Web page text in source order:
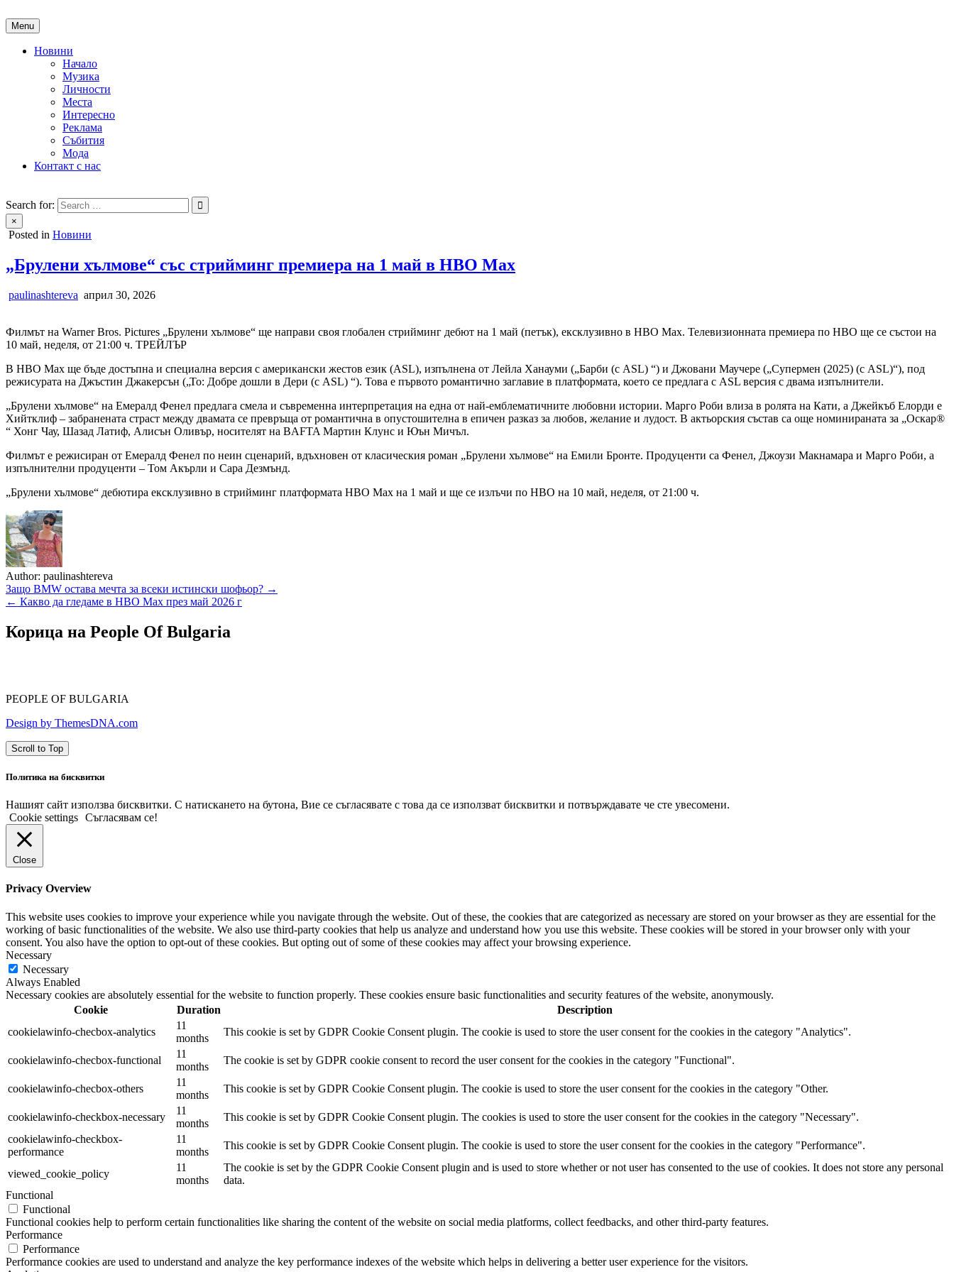
to
content
Menu
Новини
Начало
Музика
Личности
Места
Интересно
Реклама
Събития
Мода
Контакт с нас
People of Bulgaria
За хората на България
Search for:
×
Posted in Новини
„Брулени хълмове“ със стрийминг премиера на 1 май в HBO Max
paulinashtereva април 30, 2026
Филмът на Warner Bros. Pictures „Брулени хълмове“ ще направи своя глобален стрийминг дебют на 1 май (петък), ексклузивно в HBO Max. Телевизионната премиера по HBO ще се състои на
10 май, неделя, от 21:00 ч. ТРЕЙЛЪР
В HBO Max ще бъде достъпна и специална версия с американски жестов език (ASL), изпълнена от Лейла Ханауми („Барби (с ASL) “) и Джовани Маучере („Супермен (2025) (с ASL)“), под
режисурата на Джъстин Джакерсън („То: Добре дошли в Дери (с ASL) “). Това е първото романтично заглавие в платформата, което се предлага с ASL версия с двама изпълнители.
„Брулени хълмове“ на Емералд Фенел предлага смела и съвременна интерпретация на една от най-емблематичните любовни истории. Марго Роби влиза в ролята на Кати, а Джейкъб Елорди е
Хийтклиф – забранената страст между двамата се превръща от романтична в опустошителна в епичен разказ за любов, желание и лудост. В актьорския състав са още номинираната за „Оскар®
“ Хонг Чау, Шазад Латиф, Алисън Оливър, носителят на BAFTA Мартин Клунс и Юън Мичъл.
Филмът е режисиран от Емералд Фенел по неин сценарий, вдъхновен от класическия роман „Брулени хълмове“ на Емили Бронте. Продуценти са Фенел, Джоузи Макнамара и Марго Роби, а
изпълнителни продуценти – Том Акърли и Сара Дезмънд.
„Брулени хълмове“ дебютира ексклузивно в стрийминг платформата HBO Max на 1 май и ще се излъчи по HBO на 10 май, неделя, от 21:00 ч.
Author: paulinashtereva
Навигация
Защо BMW остава мечта за всеки истински шофьор? →
← Какво да гледаме в HBO Max през май 2026 г
Корица на People Of Bulgaria
PEOPLE OF BULGARIA
Design by ThemesDNA.com
Scroll to Top
Политика на бисквитки
Нашият сайт използва бисквитки. С натискането на бутона, Вие се съгласявате с това да се използват бисквитки и потвърждавате че сте увесомени.
Cookie settings Съгласявам се!
Close
Privacy Overview
This website uses cookies to improve your experience while you navigate through the website. Out of these, the cookies that are categorized as necessary are stored on your browser as they are essential for the
working of basic functionalities of the website. We also use third-party cookies that help us analyze and understand how you use this website. These cookies will be stored in your browser only with your
consent. You also have the option to opt-out of these cookies. But opting out of some of these cookies may affect your browsing experience.
Necessary
Necessary
Always Enabled
Necessary cookies are absolutely essential for the website to function properly. These cookies ensure basic functionalities and security features of the website, anonymously.
Cookie
Duration
Description
cookielawinfo-checbox-analytics
11
months
This cookie is set by GDPR Cookie Consent plugin. The cookie is used to store the user consent for the cookies in the category "Analytics".
cookielawinfo-checbox-functional
11
months
The cookie is set by GDPR cookie consent to record the user consent for the cookies in the category "Functional".
cookielawinfo-checbox-others
11
months
This cookie is set by GDPR Cookie Consent plugin. The cookie is used to store the user consent for the cookies in the category "Other.
cookielawinfo-checkbox-necessary
11
months
This cookie is set by GDPR Cookie Consent plugin. The cookies is used to store the user consent for the cookies in the category "Necessary".
cookielawinfo-checkbox-
performance
11
months
This cookie is set by GDPR Cookie Consent plugin. The cookie is used to store the user consent for the cookies in the category "Performance".
viewed_cookie_policy
11
months
The cookie is set by the GDPR Cookie Consent plugin and is used to store whether or not user has consented to the use of cookies. It does not store any personal
data.
Functional
Functional
Functional cookies help to perform certain functionalities like sharing the content of the website on social media platforms, collect feedbacks, and other third-party features.
Performance
Performance
Performance cookies are used to understand and analyze the key performance indexes of the website which helps in delivering a better user experience for the visitors.